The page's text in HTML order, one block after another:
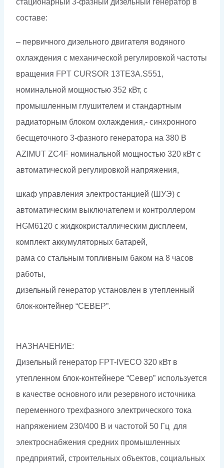
стационарный 3-фазный дизельный генератор в
составе:
– первичного дизельного двигателя водяного
охлаждения с механической регулировкой частоты
вращения FPT CURSOR 13TE3A.S551,
номинальной мощностью 352 кВт, с
промышленным глушителем и стандартным
радиаторным блоком охлаждения,- синхронного
бесщеточного 3-фазного генератора на 380 В
AZIMUT ZC4F номинальной мощностью 320 кВт c
автоматической регулировкой напряжения,
шкаф управления электростанцией (ШУЭ) с
автоматическим выключателем и контроллером
HGM6120 с жидкокристаллическим дисплеем,
комплект аккумуляторных батарей,
рама со стальным топливным баком на 8 часов
работы,
дизельный генератор установлен в утепленный
блок-контейнер “СЕВЕР”.
НАЗНАЧЕНИЕ:
Дизельный генератор FPT-IVECO 320 кВт в
утепленном блок-контейнере “Север” используется
в качестве основного или резервного источника
переменного трехфазного электрического тока
напряжением 230/400 В и частотой 50 Гц для
электроснабжения средних промышленных
предприятий, строительных объектов, социальных